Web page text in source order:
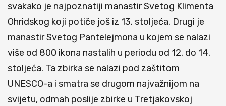
svakako je najpoznatiji manastir Svetog Klimenta
Ohridskog koji potiče još iz 13. stoljeća. Drugi je
manastir Svetog Pantelejmona u kojem se nalazi
više od 800 ikona nastalih u periodu od 12. do 14.
stoljeća. Ta zbirka se nalazi pod zaštitom
UNESCO-a i smatra se drugom najvažnijom na
svijetu, odmah poslije zbirke u Tretjakovskoj